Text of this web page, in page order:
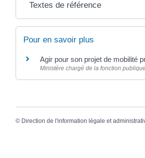
Textes de référence
Pour en savoir plus
Agir pour son projet de mobilité
Ministère chargé de la fonction
© Direction de l'information légale et